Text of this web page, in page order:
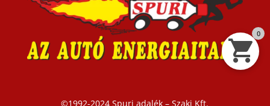
©1992-2024 Spuri adalék – Szaki Kft.
0